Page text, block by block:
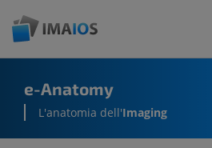
e-Anatomy
L'anatomia dell'Imaging